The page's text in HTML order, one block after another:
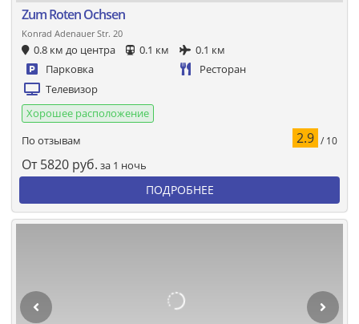
Zum Roten Ochsen
Konrad Adenauer Str. 20
0.8 км до центра 0.1 км
0.1 км
Парковка
Ресторан
Телевизор
Хорошее расположение
По отзывам
2.9 / 10
От 5820 руб. за 1 ночь
ПОДРОБНЕЕ